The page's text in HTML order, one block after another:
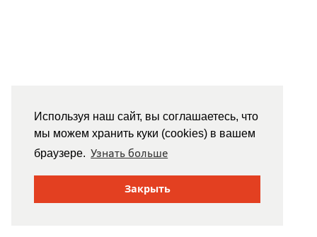
Используя наш сайт, вы соглашаетесь, что
мы можем хранить куки (cookies) в вашем
браузере. Узнать больше
Закрыть